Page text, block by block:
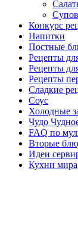
Конкурс
Напитки
Постные
Рецепты
Рецепты
Рецепты
Сладкие
Соус
Холодные
Чудо
FAQ по
Вторые
Идеи
Кухни мира